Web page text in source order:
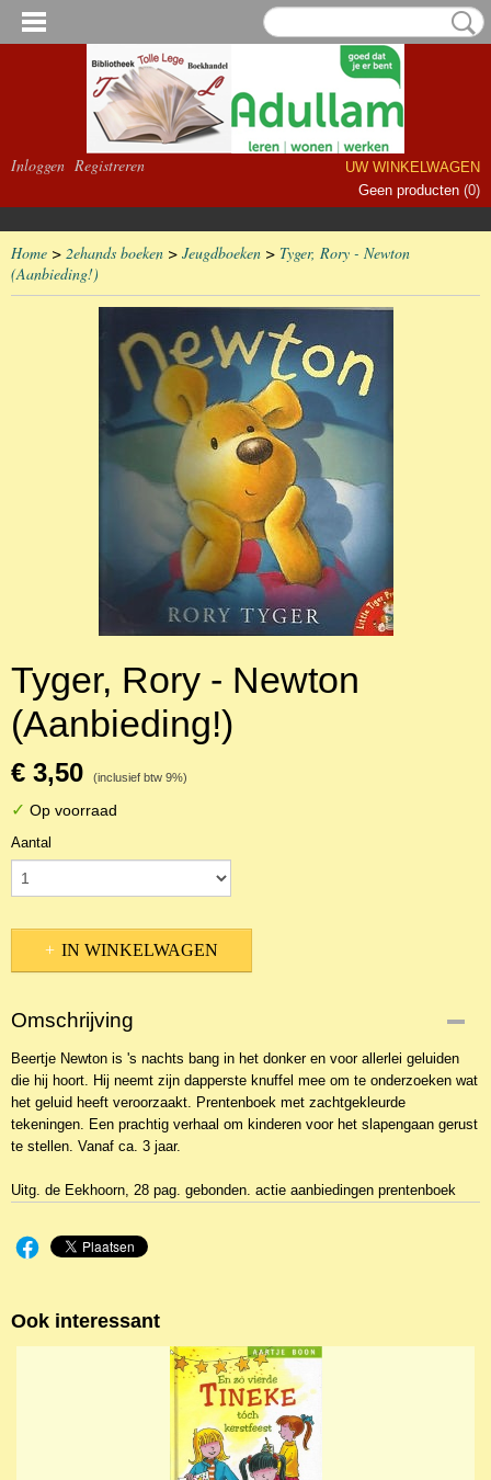
Inloggen Registreren
UW WINKELWAGEN
Geen producten (0)
Home > 2ehands boeken > Jeugdboeken > Tyger, Rory - Newton
(Aanbieding!)
Tyger, Rory - Newton
(Aanbieding!)
€ 3,50 (inclusief btw 9%)
✓ Op voorraad
Aantal
IN WINKELWAGEN
Omschrijving
Beertje Newton is 's nachts bang in het donker en voor allerlei geluiden
die hij hoort. Hij neemt zijn dapperste knuffel mee om te onderzoeken wat
het geluid heeft veroorzaakt. Prentenboek met zachtgekleurde
tekeningen. Een prachtig verhaal om kinderen voor het slapengaan gerust
te stellen. Vanaf ca. 3 jaar.
Uitg. de Eekhoorn, 28 pag. gebonden. actie aanbiedingen prentenboek
Ook interessant